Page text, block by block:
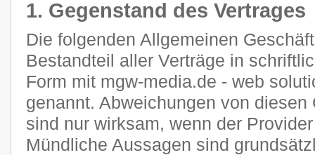
1. Gegenstand des Vertrages
Die folgenden Allgemeinen
Bestandteil aller Verträge in
Form mit mgw-media.de - web
genannt. Abweichungen von
sind nur wirksam, wenn der
Mündliche Aussagen sind